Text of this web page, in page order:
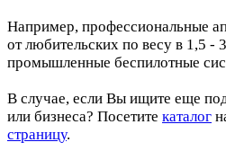
Например, профессиональные
от любительских по весу в 1,5 -
промышленные беспилотные
В случае, если Вы ищите еще
или бизнеса? Посетите каталог
страницу.